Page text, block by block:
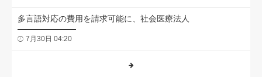
多言語対応の費用を請求可能に、社会医療法人
7月30日 04:20